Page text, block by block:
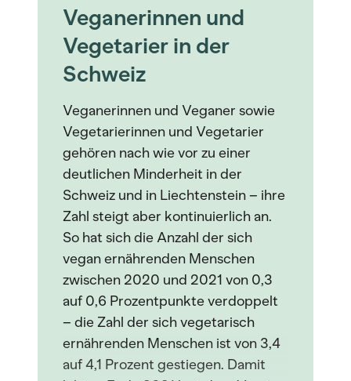
Veganerinnen und
Vegetarier in der
Schweiz
Veganerinnen und Veganer sowie
Vegetarierinnen und Vegetarier
gehören nach wie vor zu einer
deutlichen Minderheit in der
Schweiz und in Liechtenstein – ihre
Zahl steigt aber kontinuierlich an.
So hat sich die Anzahl der sich
vegan ernährenden Menschen
zwischen 2020 und 2021 von 0,3
auf 0,6 Prozentpunkte verdoppelt
– die Zahl der sich vegetarisch
ernährenden Menschen ist von 3,4
auf 4,1 Prozent gestiegen. Damit